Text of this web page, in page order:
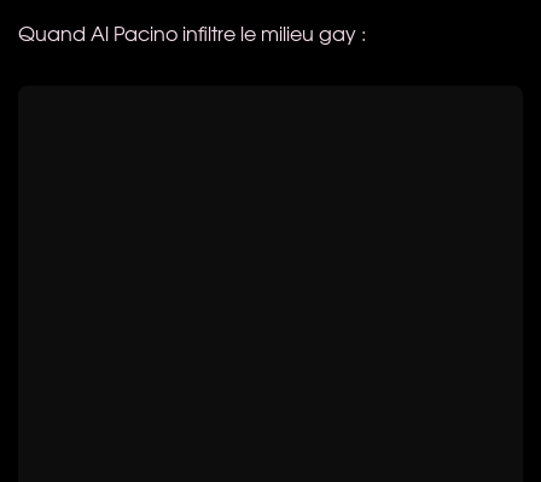
Quand Al Pacino infiltre le milieu gay :